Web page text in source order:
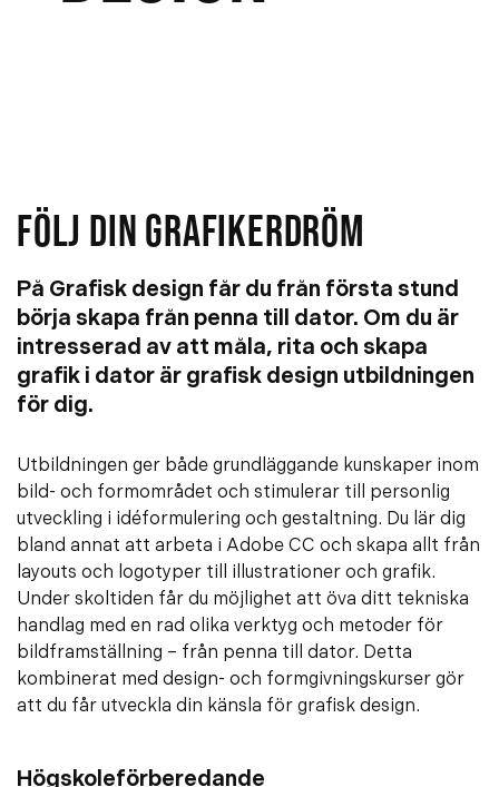
FÖLJ DIN GRAFIKERDRÖM
På Grafisk design får du från första stund
börja skapa från penna till dator. Om du är
intresserad av att måla, rita och skapa
grafik i dator är grafisk design utbildningen
för dig.
Utbildningen ger både grundläggande kunskaper inom
bild- och formområdet och stimulerar till personlig
utveckling i idéformulering och gestaltning. Du lär dig
bland annat att arbeta i Adobe CC och skapa allt från
layouts och logotyper till illustrationer och grafik.
Under skoltiden får du möjlighet att öva ditt tekniska
handlag med en rad olika verktyg och metoder för
bildframställning – från penna till dator. Detta
kombinerat med design- och formgivningskurser gör
att du får utveckla din känsla för grafisk design.
Högskoleförberedande